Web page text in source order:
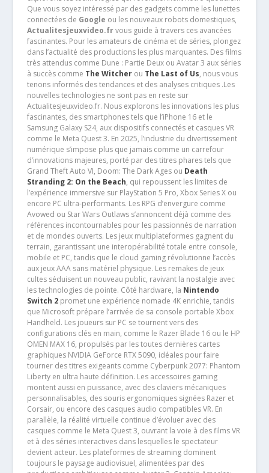
Que vous soyez intéressé par des gadgets comme les lunettes
connectées de Google ou les nouveaux robots domestiques,
Actualitesjeuxvideo.frvous guide à travers ces avancées
fascinantes. Pour les amateurs de cinéma et de séries, plongez
dans l’actualité des productions les plus marquantes. Des films
très attendus comme Dune : Partie Deux ou Avatar 3 aux séries
à succès comme The Witcherou The Last of Us, nous vous
tenons informés des tendances et des analyses critiques .Les
nouvelles technologies ne sont pas en reste sur
Actualitesjeuxvideo.fr. Nous explorons les innovations les plus
fascinantes, des smartphones tels que l’iPhone 16 et le
Samsung Galaxy S24, aux dispositifs connectés et casques VR
comme le Meta Quest 3. En 2025, l’industrie du divertissement
numérique s’impose plus que jamais comme un carrefour
d’innovations majeures, porté par des titres phares tels que
Grand Theft Auto VI, Doom: The Dark Ages ou Death
Stranding 2: On the Beach, qui repoussent les limites de
l’expérience immersive sur PlayStation 5 Pro, Xbox Series X ou
encore PC ultra-performants. Les RPG d’envergure comme
Avowed ou Star Wars Outlaws s’annoncent déjà comme des
références incontournables pour les passionnés de narration
et de mondes ouverts. Les jeux multiplateformes gagnent du
terrain, garantissant une interopérabilité totale entre console,
mobile et PC, tandis que le cloud gaming révolutionne l’accès
aux jeux AAA sans matériel physique. Les remakes de jeux
cultes séduisent un nouveau public, ravivant la nostalgie avec
les technologies de pointe. Côté hardware, la Nintendo
Switch 2promet une expérience nomade 4K enrichie, tandis
que Microsoft prépare l’arrivée de sa console portable Xbox
Handheld. Les joueurs sur PC se tournent vers des
configurations clés en main, comme le Razer Blade 16 ou le HP
OMEN MAX 16, propulsés par les toutes dernières cartes
graphiques NVIDIA GeForce RTX 5090, idéales pour faire
tourner des titres exigeants comme Cyberpunk 2077: Phantom
Liberty en ultra haute définition. Les accessoires gaming
montent aussi en puissance, avec des claviers mécaniques
personnalisables, des souris ergonomiques signées Razer et
Corsair, ou encore des casques audio compatibles VR. En
parallèle, la réalité virtuelle continue d’évoluer avec des
casques comme le Meta Quest 3, ouvrant la voie à des films VR
et à des séries interactives dans lesquelles le spectateur
devient acteur. Les plateformes de streaming dominent
toujours le paysage audiovisuel, alimentées par des